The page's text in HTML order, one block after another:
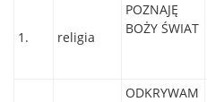
1. religia
POZNAJĘ
BOŻY ŚWIAT
ODKRYWAM